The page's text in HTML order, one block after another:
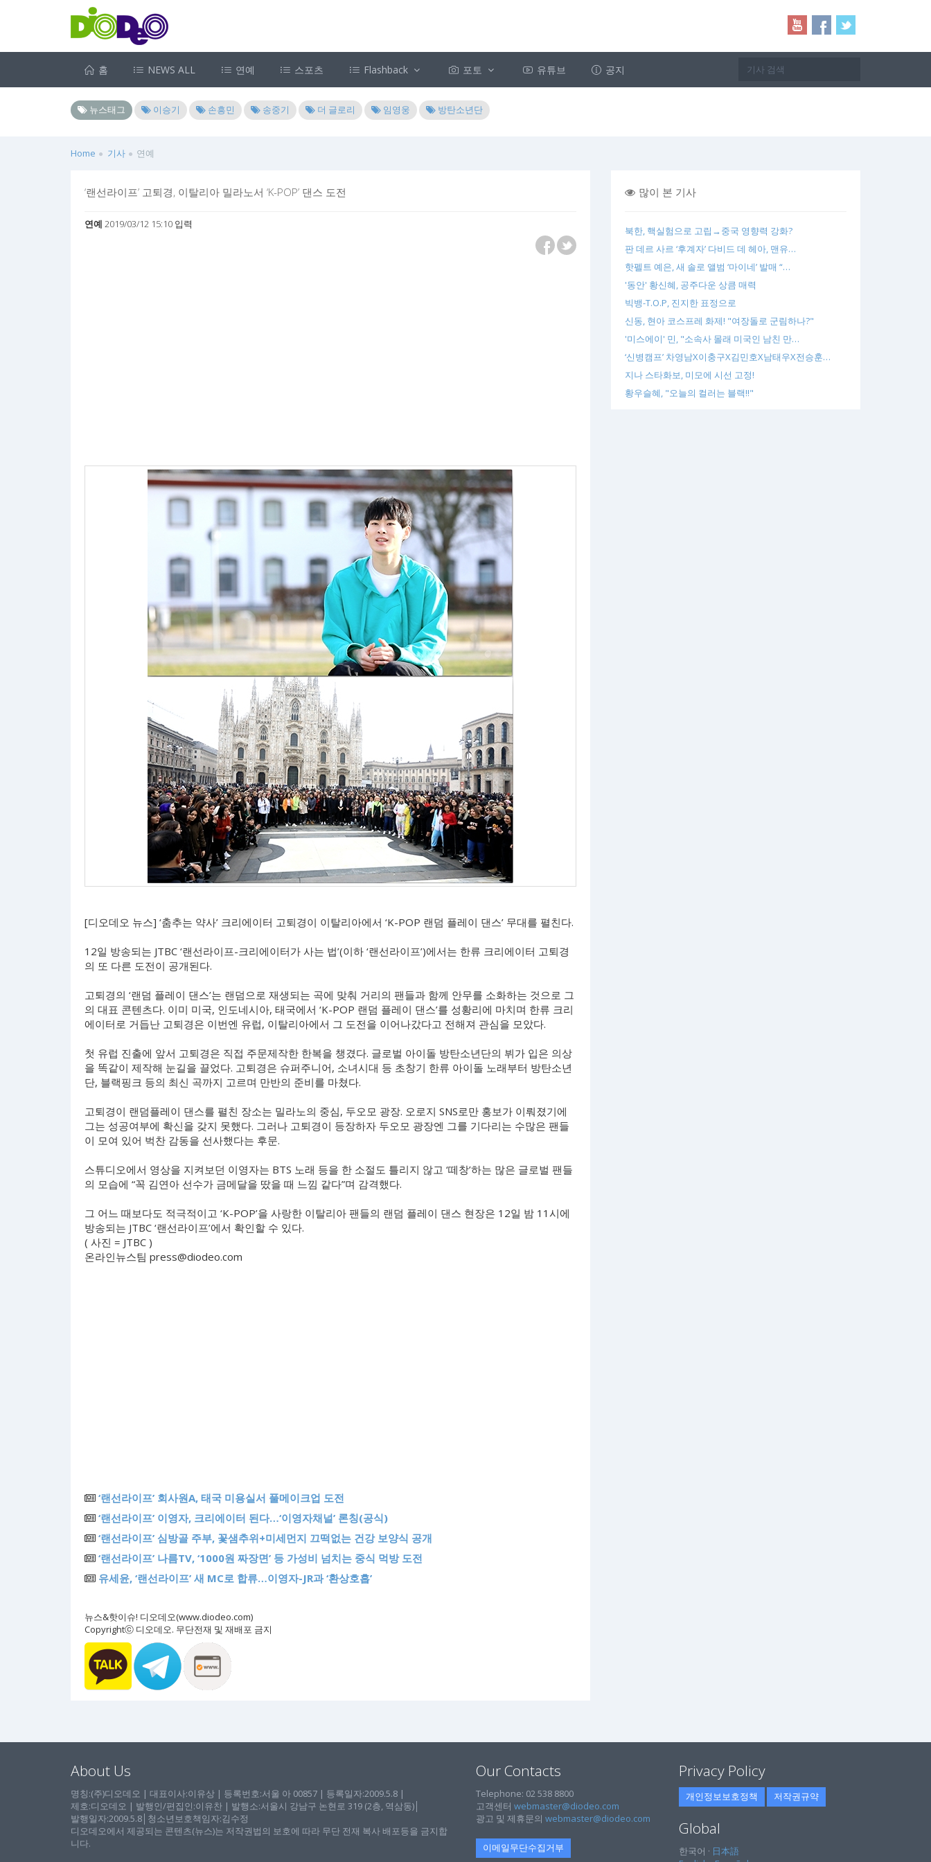
홈 NEWS ALL 연예 스포츠 Flashback 포토 유튜브 공지
뉴스태그 이승기 손흥민 송중기 더 글로리 임영웅 방탄소년단
Home 기사 연예
‘랜선라이프’ 고퇴경, 이탈리아 밀라노서 ‘K-POP’ 댄스 도전
연예 2019/03/12 15:10 입력
[디오데오 뉴스] ‘춤추는 약사’ 크리에이터 고퇴경이 이탈리아에서 ‘K-POP 랜덤 플레이 댄스’ 무대를 펼친다.
12일 방송되는 JTBC ‘랜선라이프-크리에이터가 사는 법’(이하 ‘랜선라이프’)에서는 한류 크리에이터 고퇴경
의 또 다른 도전이 공개된다.
고퇴경의 ‘랜덤 플레이 댄스’는 랜덤으로 재생되는 곡에 맞춰 거리의 팬들과 함께 안무를 소화하는 것으로 그
의 대표 콘텐츠다. 이미 미국, 인도네시아, 태국에서 ‘K-POP 랜덤 플레이 댄스’를 성황리에 마치며 한류 크리
에이터로 거듭난 고퇴경은 이번엔 유럽, 이탈리아에서 그 도전을 이어나갔다고 전해져 관심을 모았다.
첫 유럽 진출에 앞서 고퇴경은 직접 주문제작한 한복을 챙겼다. 글로벌 아이돌 방탄소년단의 뷔가 입은 의상
을 똑같이 제작해 눈길을 끌었다. 고퇴경은 슈퍼주니어, 소녀시대 등 초창기 한류 아이돌 노래부터 방탄소년
단, 블랙핑크 등의 최신 곡까지 고르며 만반의 준비를 마쳤다.
고퇴경이 랜덤플레이 댄스를 펼친 장소는 밀라노의 중심, 두오모 광장. 오로지 SNS로만 홍보가 이뤄졌기에
그는 성공여부에 확신을 갖지 못했다. 그러나 고퇴경이 등장하자 두오모 광장엔 그를 기다리는 수많은 팬들
이 모여 있어 벅찬 감동을 선사했다는 후문.
스튜디오에서 영상을 지켜보던 이영자는 BTS 노래 등을 한 소절도 틀리지 않고 ‘떼창’하는 많은 글로벌 팬들
의 모습에 “꼭 김연아 선수가 금메달을 땄을 때 느낌 같다”며 감격했다.
그 어느 때보다도 적극적이고 ‘K-POP’을 사랑한 이탈리아 팬들의 랜덤 플레이 댄스 현장은 12일 밤 11시에
방송되는 JTBC ‘랜선라이프’에서 확인할 수 있다.
( 사진 = JTBC )
온라인뉴스팀 press@diodeo.com
‘랜선라이프’ 회사원A, 태국 미용실서 풀메이크업 도전
‘랜선라이프’ 이영자, 크리에이터 된다…‘이영자채널’ 론칭(공식)
‘랜선라이프’ 심방골 주부, 꽃샘추위+미세먼지 끄떡없는 건강 보양식 공개
‘랜선라이프’ 나름TV, ‘1000원 짜장면’ 등 가성비 넘치는 중식 먹방 도전
유세윤, ‘랜선라이프’ 새 MC로 합류…이영자-JR과 ‘환상호흡’
뉴스&핫이슈! 디오데오(www.diodeo.com)
Copyrightⓒ 디오데오. 무단전재 및 재배포 금지
많이 본 기사
북한, 핵실험으로 고립→중국 영향력 강화?
판 데르 사르 ‘후계자’ 다비드 데 헤아, 맨유…
핫펠트 예은, 새 솔로 앨범 ‘마이네’ 발매 “…
'동안' 황신혜, 공주다운 상큼 매력
빅뱅-T.O.P, 진지한 표정으로
신동, 현아 코스프레 화제! "여장돌로 군림하나?"
'미스에이' 민, "소속사 몰래 미국인 남친 만…
‘신병캠프’ 차영남X이충구X김민호X남태우X전승훈…
지나 스타화보, 미모에 시선 고정!
황우슬혜, "오늘의 컬러는 블랙!!"
About Us
명칭:(주)디오데오 | 대표이사:이유상 | 등록번호:서울 아 00857 | 등록일자:2009.5.8 |
제호:디오데오 | 발행인/편집인:이유찬 | 발행소:서울시 강남구 논현로 319 (2층, 역삼동)│
발행일자:2009.5.8│청소년보호책임자:김수정
디오데오에서 제공되는 콘텐츠(뉴스)는 저작권법의 보호에 따라 무단 전재 복사 배포등을 금지합
니다.
Our Contacts
Telephone: 02 538 8800
고객센터 webmaster@diodeo.com
광고 및 제휴문의 webmaster@diodeo.com
이메일무단수집거부
Privacy Policy
개인정보보호정책 저작권규약
Global
한국어 · 日本語